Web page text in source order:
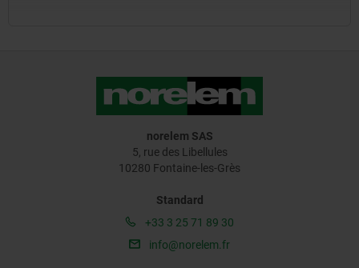
norelem SAS
5, rue des Libellules
10280 Fontaine-les-Grès
Standard
+33 3 25 71 89 30
info@norelem.fr